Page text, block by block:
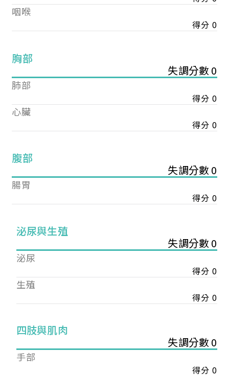
咽喉
得分 0
胸部
失調分數 0
肺部
得分 0
心臟
得分 0
腹部
失調分數 0
腸胃
得分 0
泌尿與生殖
失調分數 0
泌尿
得分 0
生殖
得分 0
四肢與肌肉
失調分數 0
手部
得分 0
您已成功送出會員申請
您好，您的會員申請，已成功送出，經本協會理事
會審核通過後即通知您進行繳費，繳費資訊如下